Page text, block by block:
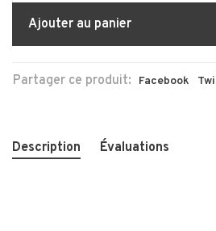
Ajouter au panier
Partager ce produit: Facebook
Description Évaluations